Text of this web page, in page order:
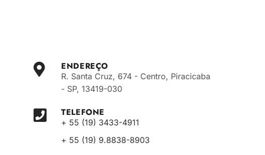
ENDEREÇO
R. Santa Cruz, 674 - Centro, Piracicaba
- SP, 13419-030
TELEFONE
+ 55 (19) 3433-4911
+ 55 (19) 9.8838-8903